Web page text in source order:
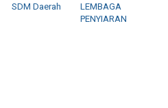
SDM Daerah
LEMBAGA
PENYIARAN